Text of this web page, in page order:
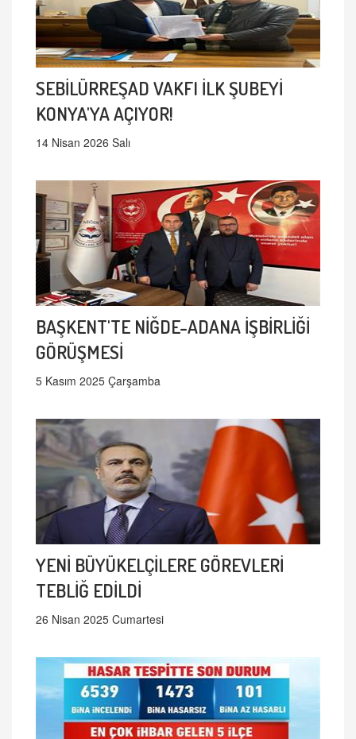
SEBİLÜRREŞAD VAKFI İLK ŞUBEYİ
KONYA'YA AÇIYOR!
14 Nisan 2026 Salı
BAŞKENT'TE NİĞDE-ADANA İŞBİRLİĞİ
GÖRÜŞMESİ
5 Kasım 2025 Çarşamba
YENİ BÜYÜKELÇİLERE GÖREVLERİ
TEBLİĞ EDİLDİ
26 Nisan 2025 Cumartesi